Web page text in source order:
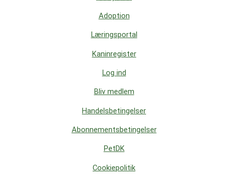
Adoption
Læringsportal
Kaninregister
Log ind
Bliv medlem
Handelsbetingelser
Abonnementsbetingelser
PetDK
Cookiepolitik